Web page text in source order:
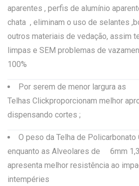
aparentes , perfis de alumínio
chata , eliminam o uso de selantes
outros materiais de vedação, assim
limpas e SEM problemas de
100%
Por serem de menor largura as
Telhas Clickproporcionam melhor
dispensando cortes ;
O peso da Telha de
enquanto as Alveolares de 6mm 1,3
apresenta melhor resistência ao
intempéries